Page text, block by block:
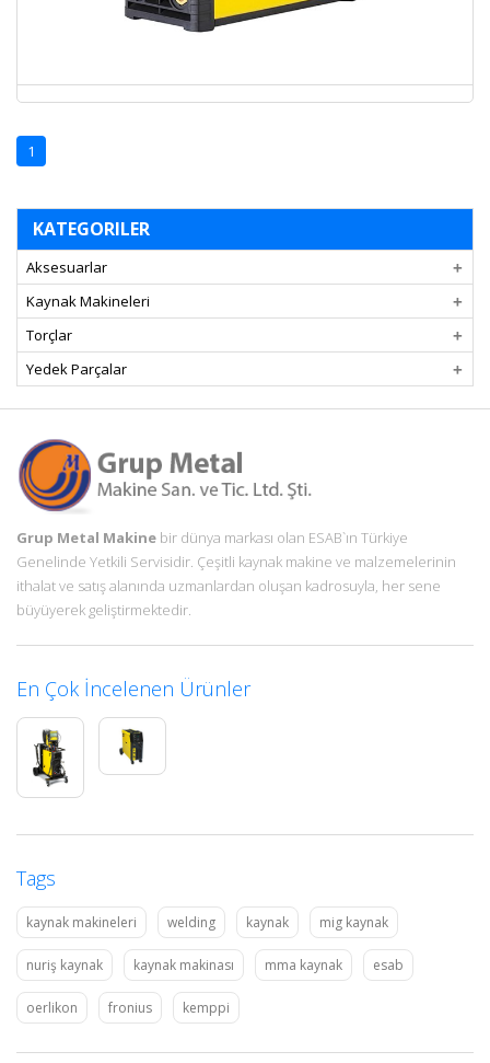
ESAB Buddy Arc 180
1
KATEGORILER
Aksesuarlar
Kaynak Makineleri
Torçlar
Yedek Parçalar
Grup Metal Makine bir dünya markası olan ESAB`ın Türkiye
Genelinde Yetkili Servisidir. Çeşitli kaynak makine ve malzemelerinin
ithalat ve satış alanında uzmanlardan oluşan kadrosuyla, her sene
büyüyerek geliştirmektedir.
En Çok İncelenen Ürünler
Tags
kaynak makineleri welding kaynak mig kaynak
nuriş kaynak kaynak makinası mma kaynak esab
oerlikon fronius kemppi